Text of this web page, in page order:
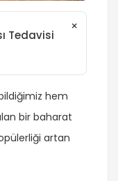
Tedavisi
×
hem
bir baharat
artan